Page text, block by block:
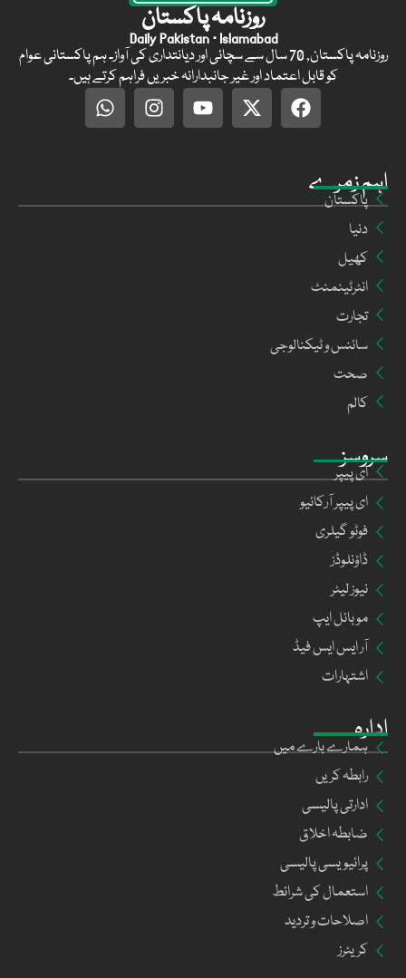
ادارہ
ہمارے بارے میں
رابطہ کریں
ادارتی پالیسی
ضابطہ اخلاق
پرائیویسی پالیسی
استعمال کی شرائط
اصلاحات و تردید
کریئرز
سروسز
ای پیپر
ای پیپر آرکائیو
فوٹو گیلری
ڈاؤنلوڈز
نیوز لیٹر
موبائل ایپ
آر ایس ایس فیڈ
اشتہارات
اہم زمرے
پاکستان
دنیا
کھیل
انٹرٹینمنٹ
تجارت
سائنس و ٹیکنالوجی
صحت
کالم
روزنامہ پاکستان
Daily Pakistan · Islamabad
روزنامہ پاکستان, 70 سال سے سچائی اور دیانتداری کی آواز۔ ہم پاکستانی عوام
کو قابل اعتماد اور غیر جانبدارانہ خبریں فراہم کرتے ہیں۔